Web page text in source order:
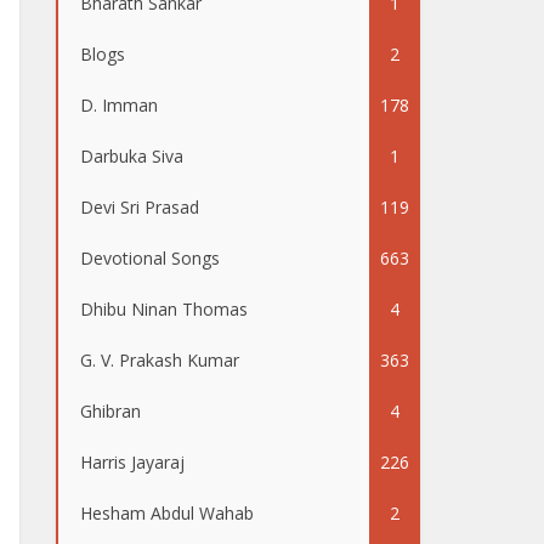
Blogs 2
D. Imman 178
Darbuka Siva 1
Devi Sri Prasad 119
Devotional Songs 663
Dhibu Ninan Thomas 4
G. V. Prakash Kumar 363
Ghibran 4
Harris Jayaraj 226
Hesham Abdul Wahab 2